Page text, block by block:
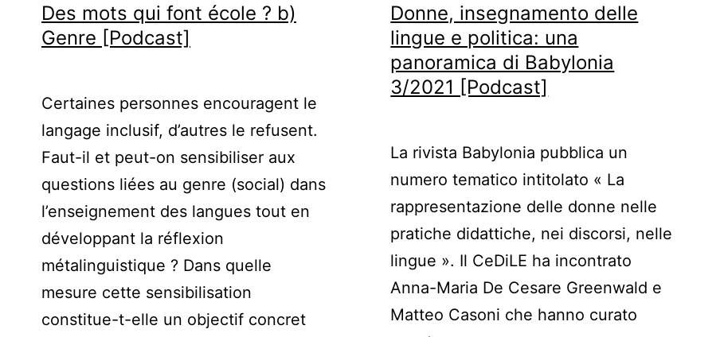
Des mots qui font école ? b)
Genre [Podcast]
Certaines personnes encouragent le
langage inclusif, d’autres le refusent.
Faut-il et peut-on sensibiliser aux
questions liées au genre (social) dans
l’enseignement des langues tout en
développant la réflexion
métalinguistique ? Dans quelle
mesure cette sensibilisation
constitue-t-elle un objectif concret
Donne, insegnamento delle
lingue e politica: una
panoramica di Babylonia
3/2021 [Podcast]
La rivista Babylonia pubblica un
numero tematico intitolato « La
rappresentazione delle donne nelle
pratiche didattiche, nei discorsi, nelle
lingue ». Il CeDiLE ha incontrato
Anna-Maria De Cesare Greenwald e
Matteo Casoni che hanno curato